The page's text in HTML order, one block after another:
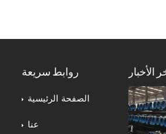
روابط سريعة
الصفحة الرئيسية
عنا
الأخبار